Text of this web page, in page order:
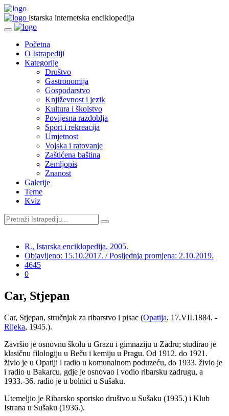
istarska internetska enciklopedija
Početna
O Istrapediji
Kategorije
Društvo
Gastronomija
Gospodarstvo
Književnost i jezik
Kultura i školstvo
Povijesna razdoblja
Sport i rekreacija
Umjetnost
Vojska i ratovanje
Zaštićena baština
Zemljopis
Znanost
Galerije
Teme
Kviz
R., Istarska enciklopedija, 2005.
Objavljeno: 15.10.2017. / Posljednja promjena: 2.10.2019.
4645
0
Car, Stjepan
Car, Stjepan, stručnjak za ribarstvo i pisac (Opatija, 17.VII.1884. -
Rijeka, 1945.).
Završio je osnovnu školu u Grazu i gimnaziju u Zadru; studirao je
klasičnu filologiju u Beču i kemiju u Pragu. Od 1912. do 1921.
živio je u Opatiji i radio u komunalnom poduzeću, do 1933. živio je
i radio u Bakarcu, gdje je osnovao i vodio ribarsku zadrugu, a
1933.-36. radio je u bolnici u Sušaku.
Utemeljio je Ribarsko sportsko društvo u Sušaku (1935.) i Klub
Istrana u Sušaku (1936.).